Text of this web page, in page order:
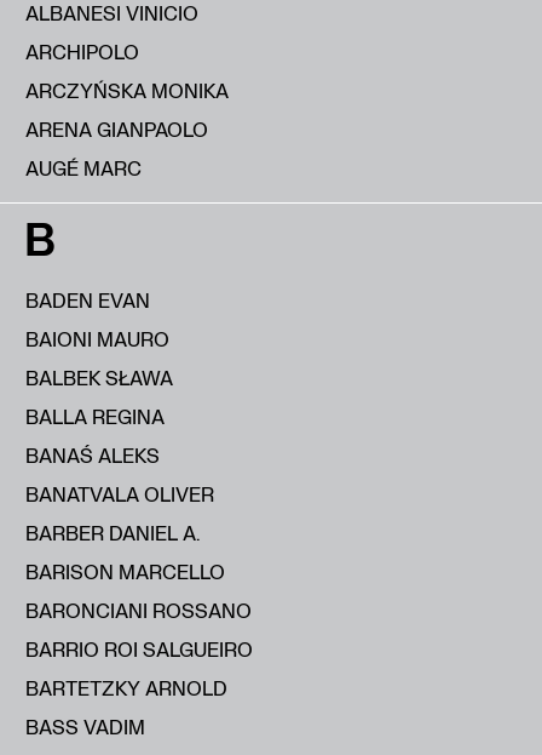
ALBANESI VINICIO
ARCHIPOLO
ARCZYŃSKA MONIKA
ARENA GIANPAOLO
AUGÉ MARC
B
BADEN EVAN
BAIONI MAURO
BALBEK SŁAWA
BALLA REGINA
BANAŚ ALEKS
BANATVALA OLIVER
BARBER DANIEL A.
BARISON MARCELLO
BARONCIANI ROSSANO
BARRIO ROI SALGUEIRO
BARTETZKY ARNOLD
BASS VADIM